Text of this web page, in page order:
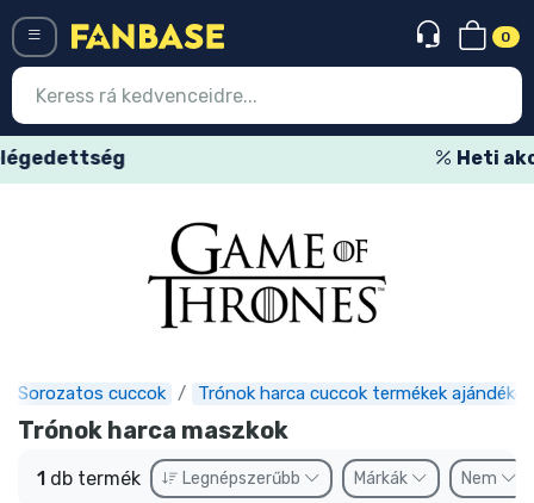
0
Sorozatos cuccok Trónok harca cuccok termékek ajándékok
Trónok harca maszkok
1 db termék Legnépszerűbb Márkák Nem
Menü
Legújabb cuccok
Akciós ajánlatok
Express szállítás
Előrendelhető cuccok
Outlet cuccok